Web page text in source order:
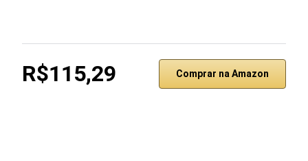
R$115,29 Comprar na Amazon